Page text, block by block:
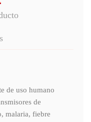
de uso humano
de
malaria, fiebre